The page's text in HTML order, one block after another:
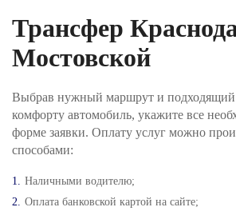
Трансфер
Мостовской
Выбрав нужный маршрут и подходящий
комфорту автомобиль, укажите все
форме заявки. Оплату услуг можно
способами:
Наличными водителю;
Оплата банковской картой на сайте;